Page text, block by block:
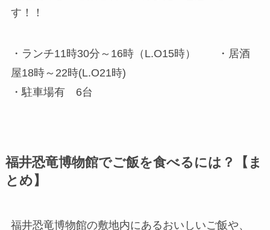
す！！
・ランチ11時30分～16時（L.O15時） ・居酒
屋18時～22時(L.O21時)
・駐車場有 6台
福井恐竜博物館でご飯を食べるには？【ま
とめ】
福井恐竜博物館の敷地内にあるおいしいご飯や、